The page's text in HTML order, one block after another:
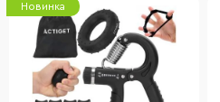
Новинка